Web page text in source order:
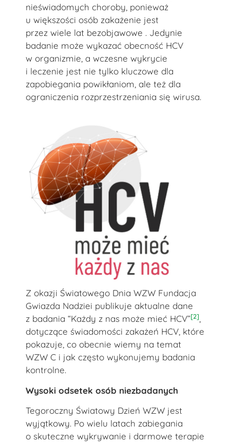
nieświadomych choroby, ponieważ
u większości osób zakażenie jest
przez wiele lat bezobjawowe . Jedynie
badanie może wykazać obecność HCV
w organizmie, a wczesne wykrycie
i leczenie jest nie tylko kluczowe dla
zapobiegania powikłaniom, ale też dla
ograniczenia rozprzestrzeniania się wirusa.
Z okazji Światowego Dnia WZW Fundacja
Gwiazda Nadziei publikuje aktualne dane
z badania “Każdy z nas może mieć HCV”[2],
dotyczące świadomości zakażeń HCV, które
pokazuje, co obecnie wiemy na temat
WZW C i jak często wykonujemy badania
kontrolne.
Wysoki odsetek osób niezbadanych
Tegoroczny Światowy Dzień WZW jest
wyjątkowy. Po wielu latach zabiegania
o skuteczne wykrywanie i darmowe terapie